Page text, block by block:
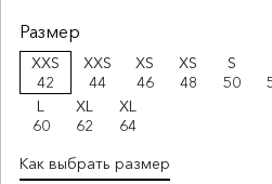
Размер
XXS
42
XXS
44
XS
46
XS
48
S
50
L
60
XL
62
XL
64
Как выбрать размер